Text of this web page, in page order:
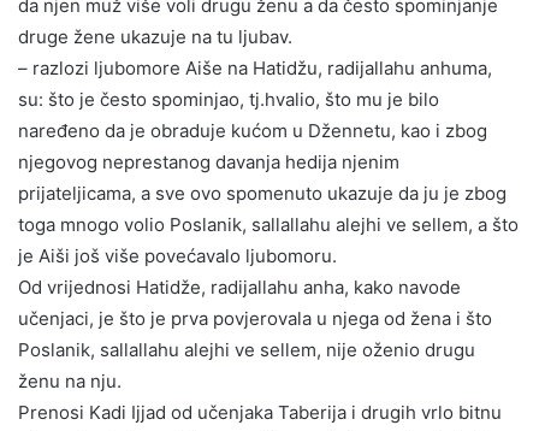
da njen muž više voli drugu ženu a da često spominjanje
druge žene ukazuje na tu ljubav.
– razlozi ljubomore Aiše na Hatidžu, radijallahu anhuma,
su: što je često spominjao, tj.hvalio, što mu je bilo
naređeno da je obraduje kućom u Džennetu, kao i zbog
njegovog neprestanog davanja hedija njenim
prijateljicama, a sve ovo spomenuto ukazuje da ju je zbog
toga mnogo volio Poslanik, sallallahu alejhi ve sellem, a što
je Aiši još više povećavalo ljubomoru.
Od vrijednosi Hatidže, radijallahu anha, kako navode
učenjaci, je što je prva povjerovala u njega od žena i što
Poslanik, sallallahu alejhi ve sellem, nije oženio drugu
ženu na nju.
Prenosi Kadi Ijjad od učenjaka Taberija i drugih vrlo bitnu